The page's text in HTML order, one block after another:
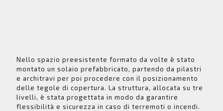
Nello spazio preesistente formato da volte è stato
montato un solaio prefabbricato, partendo da pilastri
e architravi per poi procedere con il posizionamento
delle tegole di copertura. La struttura, allocata su tre
livelli, è stata progettata in modo da garantire
flessibilità e sicurezza in caso di terremoti o incendi.